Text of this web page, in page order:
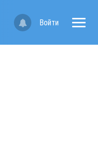
Войти